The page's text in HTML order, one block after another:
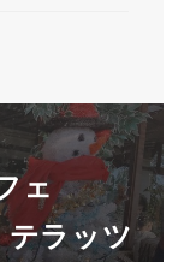
ェ
ラッツ